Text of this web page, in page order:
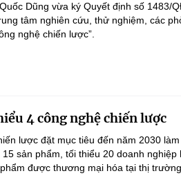
Dũng vừa ký Quyết định số 1483/
tâm nghiên cứu, thử nghiệm, các
nghệ chiến lược”.
4 công nghệ chiến lược
lược đặt mục tiêu đến năm 2030 làm
sản phẩm, tối thiểu 20 doanh nghiệp
được thương mại hóa tại thị